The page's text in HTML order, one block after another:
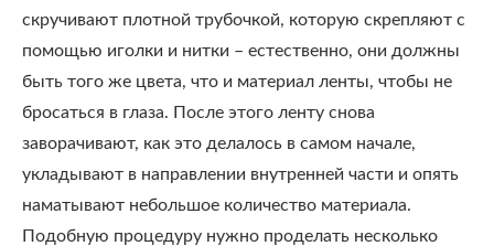
скручивают плотной трубочкой, которую скрепляют с
помощью иголки и нитки – естественно, они должны
быть того же цвета, что и материал ленты, чтобы не
бросаться в глаза. После этого ленту снова
заворачивают, как это делалось в самом начале,
укладывают в направлении внутренней части и опять
наматывают небольшое количество материала.
Подобную процедуру нужно проделать несколько